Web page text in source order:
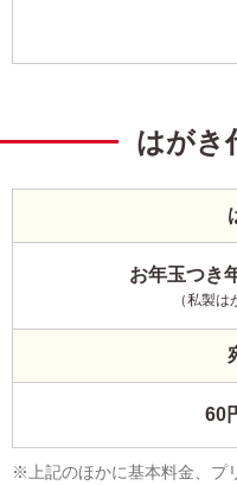
はがき
お年玉つき
（私製は
60
上記のほかに基本料金、